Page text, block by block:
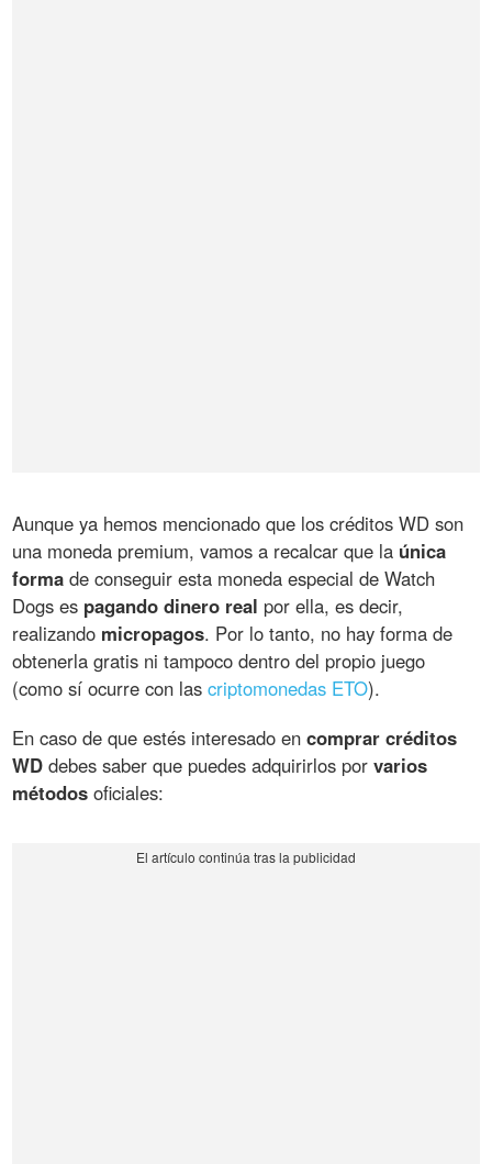
Aunque ya hemos mencionado que los créditos WD son
una moneda premium, vamos a recalcar que la única
forma de conseguir esta moneda especial de Watch
Dogs es pagando dinero real por ella, es decir,
realizando micropagos. Por lo tanto, no hay forma de
obtenerla gratis ni tampoco dentro del propio juego
(como sí ocurre con lascriptomonedas ETO).
En caso de que estés interesado encomprar créditos
WD debes saber que puedes adquirirlos porvarios
métodos oficiales: